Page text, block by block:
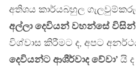
අතිශය කාර්යබහුල
අල්ලා දෙවියන් වහන්සේ
විශ්වාස කිරීමට ද, අපට
දෙවියන්ට ආශීර්වාද වේවා’ යි